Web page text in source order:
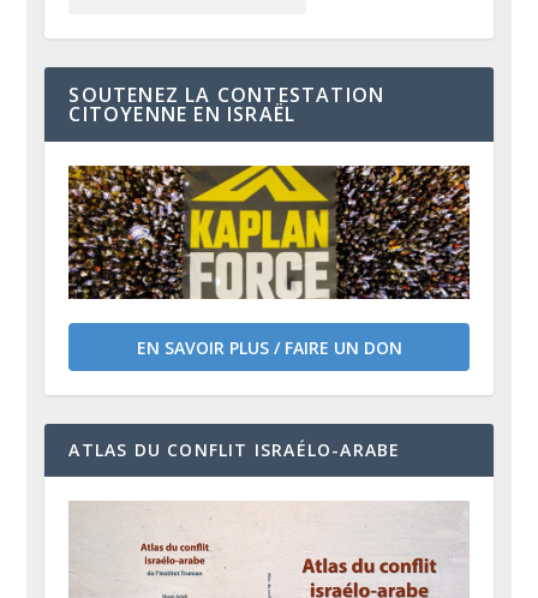
SOUTENEZ LA CONTESTATION
CITOYENNE EN ISRAËL
EN SAVOIR PLUS / FAIRE UN DON
ATLAS DU CONFLIT ISRAÉLO-ARABE